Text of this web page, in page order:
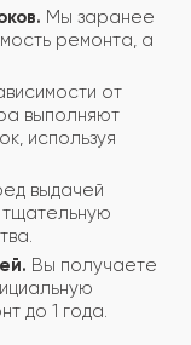
Мы заранее
ремонта, а
от
выполняют
используя
выдачей
Вы получаете
до 1 года.